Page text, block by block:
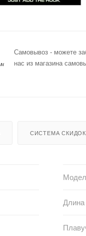
Самовывоз - можете
нас из магазина
СИСТЕМА СКИДОК